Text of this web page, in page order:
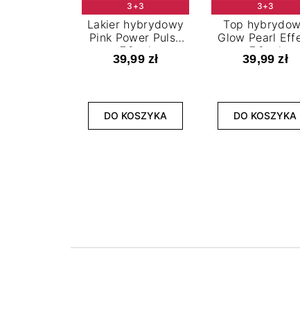
3+3
Lakier hybrydowy
Pink Power Pulse
7,2 ml
39,99 zł
DO KOSZYKA
3+3
Top
Glow Pearl
7,2 ml
39,99 zł
DO KOSZYKA